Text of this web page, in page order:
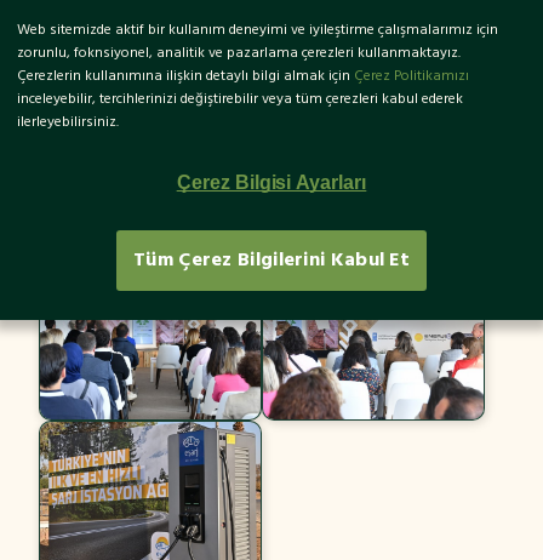
EN
Küçükköy Sonuç Toplantısı
Web sitemizde aktif bir kullanım deneyimi ve iyileştirme çalışmalarımız için
zorunlu, foknsiyonel, analitik ve pazarlama çerezleri kullanmaktayız.
Çerezlerin kullanımına ilişkin detaylı bilgi almak için Çerez Politikamızı
inceleyebilir, tercihlerinizi değiştirebilir veya tüm çerezleri kabul ederek
ilerleyebilirsiniz.
Çerez Bilgisi Ayarları
Tüm Çerez Bilgilerini Kabul Et